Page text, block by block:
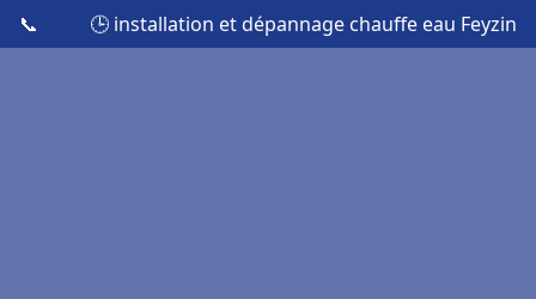
📞 🕒 installation et dépannage chauffe eau Feyzin